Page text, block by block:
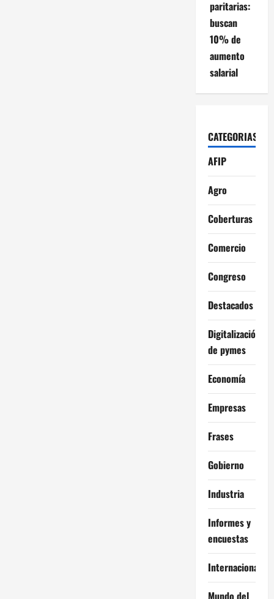
paritarias:
buscan
10% de
aumento
salarial
CATEGORIAS
AFIP
Agro
Coberturas
Comercio
Congreso
Destacados
Digitalización
de pymes
Economía
Empresas
Frases
Gobierno
Industria
Informes y
encuestas
Internacional
Mundo del